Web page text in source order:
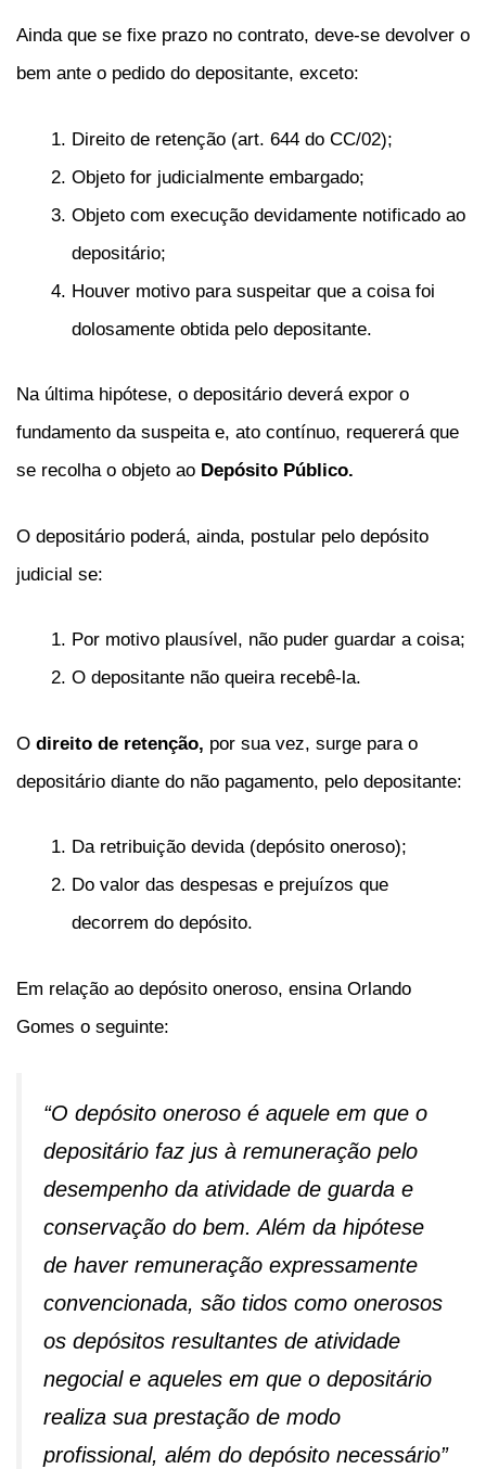
Ainda que se fixe prazo no contrato, deve-se devolver o
bem ante o pedido do depositante, exceto:
Direito de retenção (art. 644 do CC/02);
Objeto for judicialmente embargado;
Objeto com execução devidamente notificado ao
depositário;
Houver motivo para suspeitar que a coisa foi
dolosamente obtida pelo depositante.
Na última hipótese, o depositário deverá expor o
fundamento da suspeita e, ato contínuo, requererá que
se recolha o objeto ao Depósito Público.
O depositário poderá, ainda, postular pelo depósito
judicial se:
Por motivo plausível, não puder guardar a coisa;
O depositante não queira recebê-la.
O direito de retenção, por sua vez, surge para o
depositário diante do não pagamento, pelo depositante:
Da retribuição devida (depósito oneroso);
Do valor das despesas e prejuízos que
decorrem do depósito.
Em relação ao depósito oneroso, ensina Orlando
Gomes o seguinte:
“O depósito oneroso é aquele em que o
depositário faz jus à remuneração pelo
desempenho da atividade de guarda e
conservação do bem. Além da hipótese
de haver remuneração expressamente
convencionada, são tidos como onerosos
os depósitos resultantes de atividade
negocial e aqueles em que o depositário
realiza sua prestação de modo
profissional, além do depósito necessário”